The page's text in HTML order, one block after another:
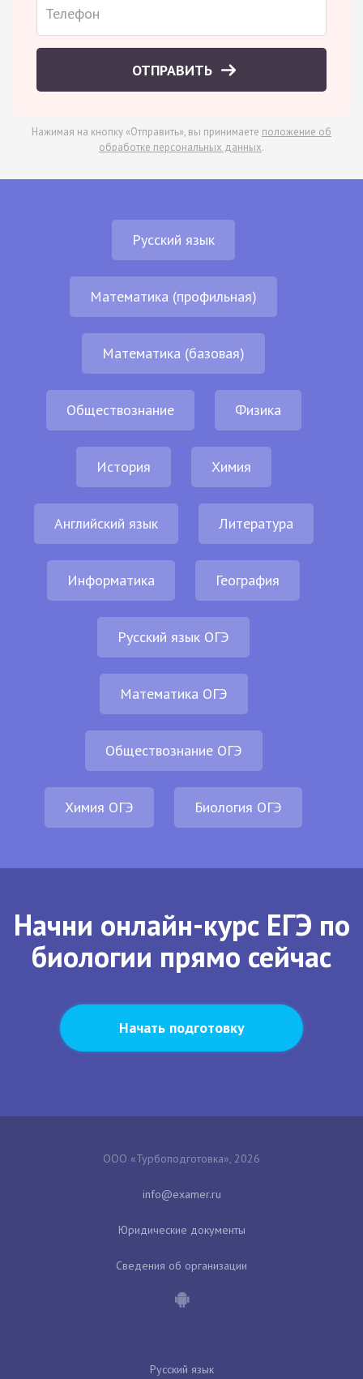
ОТПРАВИТЬ
Нажимая на кнопку «Отправить», вы принимаете положение об
обработке персональных данных.
Русский язык
Математика (профильная)
Математика (базовая)
Обществознание Физика
История Химия
Английский язык Литература
Информатика География
Русский язык ОГЭ
Математика ОГЭ
Обществознание ОГЭ
Химия ОГЭ Биология ОГЭ
Начни онлайн-курс ЕГЭ по
биологии прямо сейчас
Начать подготовку
ООО «Турбоподготовка», 2026
Юридические документы
Сведения об организации
Русский язык